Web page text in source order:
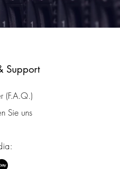
Support
(F.A.Q.)
Sie uns